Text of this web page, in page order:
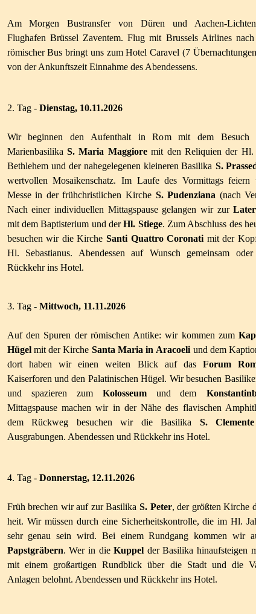
Am Morgen Bustransfer von Düren und Aachen-
Flughafen Brüssel Zaventem. Flug mit Brussels Airlines
römischer Bus bringt uns zum Hotel Caravel (7
von der Ankunftszeit Einnahme des Abendessens.
2. Tag - Dienstag, 10.11.2026
Wir beginnen den Aufenthalt in Rom mit dem Besuch
Marienbasilika S. Maria Maggioremit den Reliquien der
Bethlehem und der nahegelegenen kleineren Basilika S.
wertvollen Mosaikenschatz. Im Laufe des Vormittags
Messe in der frühchristlichen Kirche S. Pudenziana (nach
Nach einer individuellen Mittagspause gelangen wir zur
mit dem Baptisterium und derHl. Stiege. Zum Abschluss des
besuchen wir die Kirche Santi Quattro Coronati mit der
Hl. Sebastianus. Abendessen auf Wunsch gemeinsam
Rückkehr ins Hotel.
3. Tag -Mittwoch, 11.11.2026
Auf den Spuren der römischen Antike: wir kommen zum
Hügelmit der Kirche Santa Maria in Aracoeli und dem
dort haben wir einen weiten Blick auf dasForum
Kaiserforen und den Palatinischen Hügel. Wir besuchen
und spazieren zum Kolosseumund dem
Mittagspause machen wir in der Nähe des flavischen
dem Rückweg besuchen wir die Basilika S.
Ausgrabungen. Abendessen und Rückkehr ins Hotel.
4. Tag - Donnerstag, 12.11.2026
Früh brechen wir auf zur Basilika S. Peter, der größten Kirche
heit. Wir müssen durch eine Sicherheitskontrolle, die im Hl.
sehr genau sein wird. Bei einem Rundgang kommen wir
Papstgräbern. Wer in dieKup­pel der Basilika hinaufsteigen
mit einem großartigen Rund­blick über die Stadt und die
Anlagen belohnt. Abendessen und Rückkehr ins Hotel.